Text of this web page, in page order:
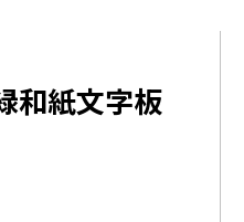
和紙文字板